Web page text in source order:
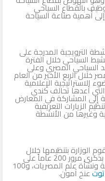
بالقطاع السياحي
أهمية صناعة السياحة
الترويجية المدرجة على
السياحي خلال الفترة
السياحي المصري وعلى
خلال الربع الأخير من العام
الاستراتيجية الإعلامية
أعدها تحالف كندي
2021، بالإضافة إلى المشاركة في المعارض
الزيارات التعريفية
وغيرها من الأنشطة
الوزارة بتنظيمها خلال
الفترة المقبلة بمناسبة الاحتفال بذكرى مرور 200 عاماً على
فك رموز الكتابة المصرية القديمة ونشأة علم المصريات، و100
عنخ آمون.